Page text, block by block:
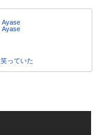
Ayase
Ayase
っていた